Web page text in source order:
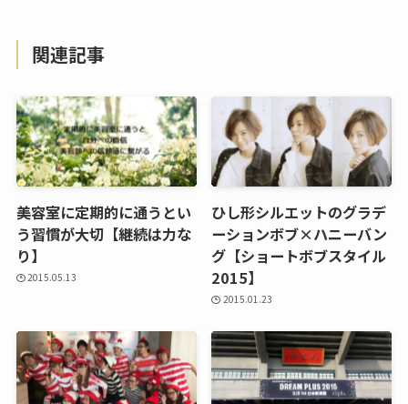
関連記事
美容室に定期的に通うとい
う習慣が大切【継続は力な
り】
2015.05.13
ひし形シルエットのグラデ
ーションボブ×ハニーバン
グ【ショートボブスタイル
2015】
2015.01.23